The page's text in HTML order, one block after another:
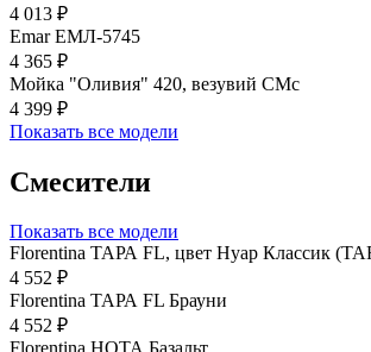
4 013 ₽
Emar ЕМЛ-5745
4 365 ₽
Мойка "Оливия" 420, везувий СМс
4 399 ₽
Показать все модели
Смесители
Показать все модели
Florentina ТАРА FL, цвет Нуар Классик
4 552 ₽
Florentina ТАРА FL Брауни
4 552 ₽